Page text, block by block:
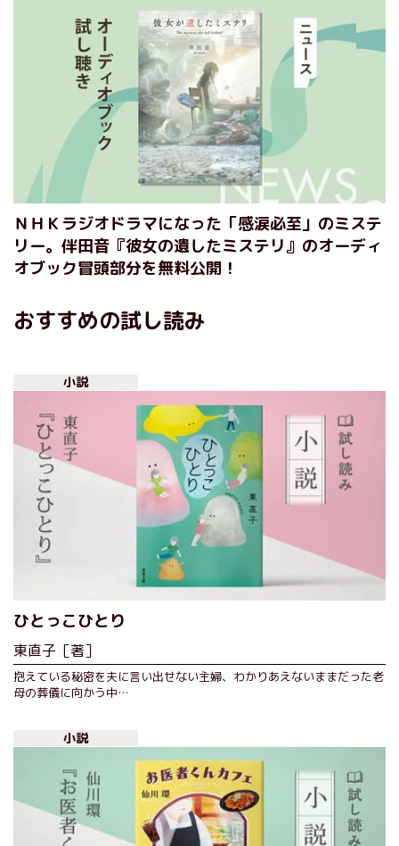
ＮＨＫラジオドラマになった「感涙必至」のミステ
リー。伴田音『彼女の遺したミステリ』のオーディ
オブック冒頭部分を無料公開！
おすすめの試し読み
小説
ひとっこひとり
東直子［著］
抱えている秘密を夫に言い出せない主婦、わかりあえないままだった老
母の葬儀に向かう中…
小説